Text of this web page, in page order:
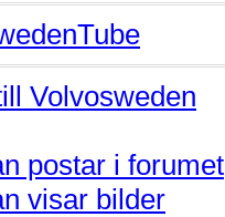
Volvosweden
postar i forumet
visar bilder